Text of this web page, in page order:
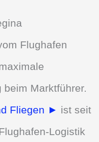
Flughafen
beim Marktführer.
Fliegen ► ist seit
Logistik